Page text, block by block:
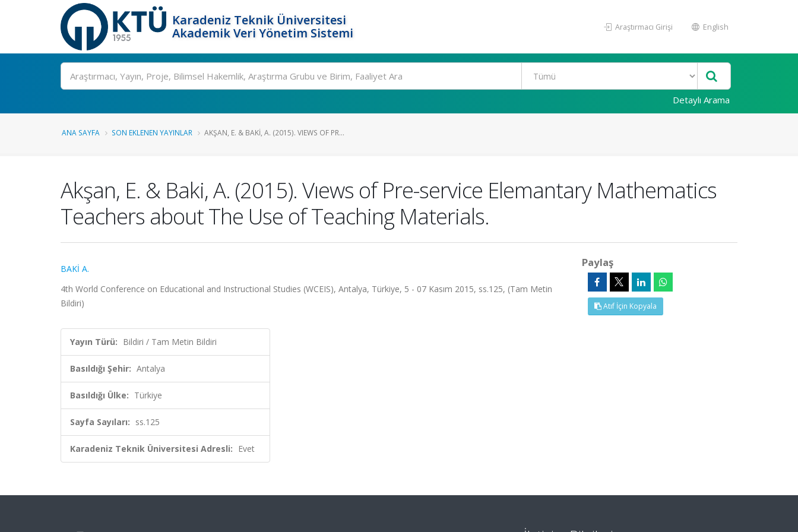
Karadeniz Teknik Üniversitesi
Akademik Veri Yönetim Sistemi
Araştırmacı Girişi English
Ara
Detaylı Arama
ANA SAYFA SON EKLENEN YAYINLAR AKŞAN, E. & BAKI, A. (2015). VIEWS OF PR...
Akşan, E. & Baki, A. (2015). Vıews of Pre-service Elemantary Mathematics
Teachers about The Use of Teaching Materials.
BAKİ A.
4th World Conference on Educational and Instructional Studies (WCEIS), Antalya, Türkiye, 5 - 07 Kasım 2015, ss.125, (Tam Metin
Bildiri)
Yayın Türü: Bildiri / Tam Metin Bildiri
Basıldığı Şehir: Antalya
Basıldığı Ülke: Türkiye
Sayfa Sayıları: ss.125
Karadeniz Teknik Üniversitesi Adresli: Evet
Paylaş
Atıf İçin Kopyala